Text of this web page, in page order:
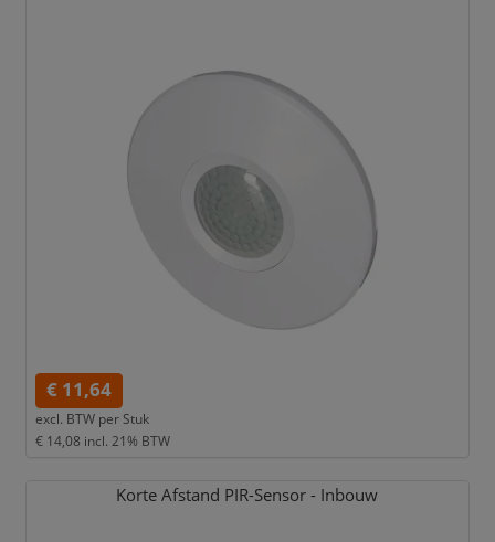
€ 11,64
excl. BTW per Stuk
€ 14,08 incl. 21% BTW
Korte Afstand PIR-Sensor - Inbouw